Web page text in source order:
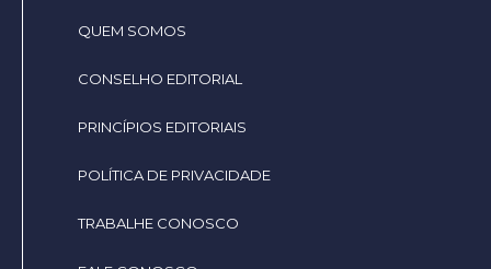
QUEM SOMOS
CONSELHO EDITORIAL
PRINCÍPIOS EDITORIAIS
POLÍTICA DE PRIVACIDADE
TRABALHE CONOSCO